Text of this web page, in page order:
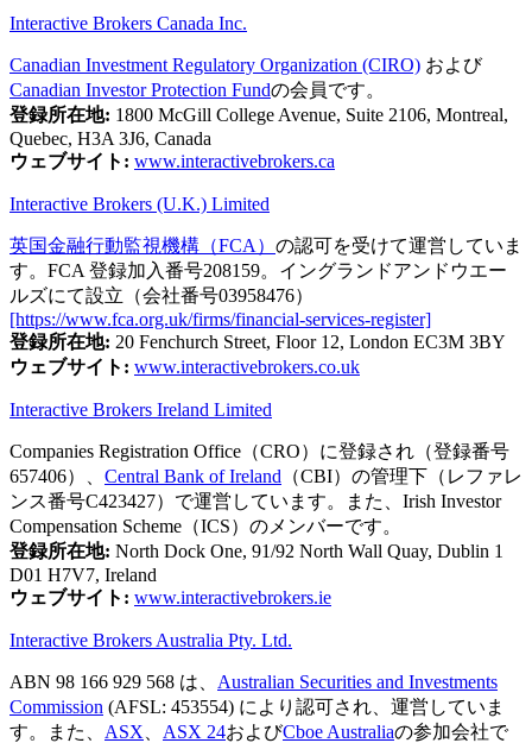
Interactive Brokers Canada Inc.
Canadian Investment Regulatory Organization (CIRO) および
Canadian Investor Protection Fundの会員です。
登録所在地: 1800 McGill College Avenue, Suite 2106, Montreal,
Quebec, H3A 3J6, Canada
ウェブサイト: www.interactivebrokers.ca
Interactive Brokers (U.K.) Limited
英国金融行動監視機構（FCA） の認可を受けて運営していま
す。FCA 登録加入番号208159。イングランドアンドウエー
ルズにて設立（会社番号03958476）
[https://www.fca.org.uk/firms/financial-services-register]
登録所在地: 20 Fenchurch Street, Floor 12, London EC3M 3BY
ウェブサイト: www.interactivebrokers.co.uk
Interactive Brokers Ireland Limited
Companies Registration Office（CRO）に登録され（登録番号
657406）、 Central Bank of Ireland （CBI）の管理下（レファレ
ンス番号C423427）で運営しています。また、Irish Investor
Compensation Scheme（ICS）のメンバーです。
登録所在地: North Dock One, 91/92 North Wall Quay, Dublin 1
D01 H7V7, Ireland
ウェブサイト: www.interactivebrokers.ie
Interactive Brokers Australia Pty. Ltd.
ABN 98 166 929 568 は、 Australian Securities and Investments
Commission (AFSL: 453554) により認可され、運営していま
す。また、 ASX ASX 24およびCboe Australiaの参加会社で